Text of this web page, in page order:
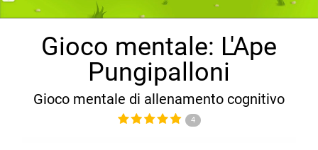
Gioco mentale: L'Ape
Pungipalloni
Gioco mentale di allenamento cognitivo
4